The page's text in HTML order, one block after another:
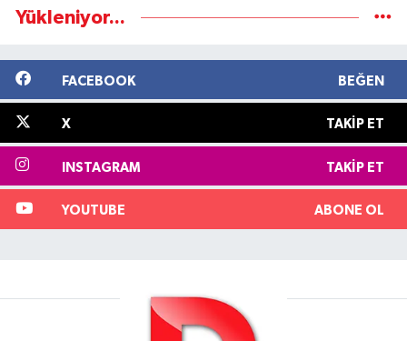
Yükleniyor...
FACEBOOK BEĞEN
X TAKIP ET
INSTAGRAM TAKIP ET
YOUTUBE ABONE OL